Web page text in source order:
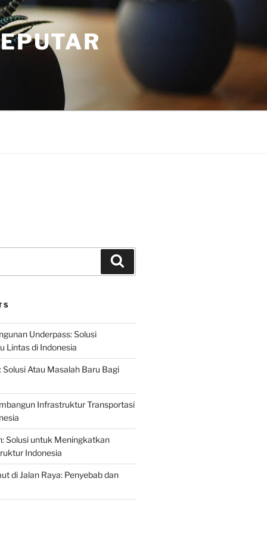
Underpass: Solusi
Lintas di Indonesia
Solusi Atau Masalah Baru Bagi
Infrastruktur Transportasi
Solusi untuk Meningkatkan
Indonesia
di Jalan Raya: Penyebab dan